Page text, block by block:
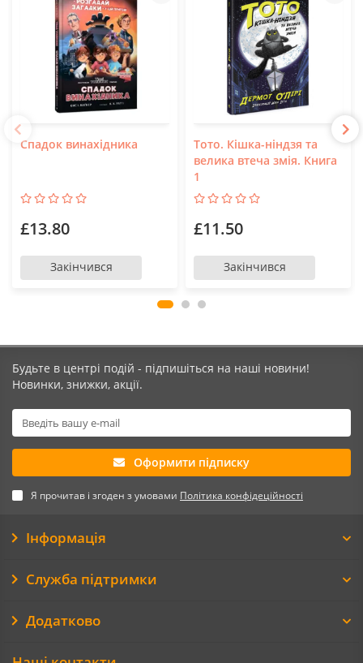
Спадок винахідника
£13.80
Закінчився
Тото. Кішка-ніндзя та
велика втеча змія. Книга
1
£11.50
Закінчився
Будьте в центрі подій - підпишіться на наші новини!
Новинки, знижки, акції.
Оформити підписку
Я прочитав і згоден з умовами Політика конфідеційності
Інформація
Служба підтримки
Додатково